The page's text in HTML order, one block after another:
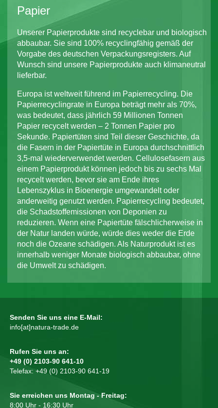
Papier
Unserer Papierprodukte sind recyclebar und biologisch
abbaubar. Sie sind 100% recyclingfähig gemäß der
Vorgabe des deutschen Verpackungsregisters. Auf
Wunsch sind unsere Papierprodukte auch klimaneutral
lieferbar.
Europa ist weltweit führend im Papierrecycling. Die
Papierrecyclingrate in Europa beträgt mehr als 70%,
was bedeutet, dass jährlich 59 Millionen Tonnen
Papier recycelt werden – 2 Tonnen Papier pro
Sekunde. Papiertüten sind Teil dieser Geschichte, da
die Fasern in der Papiertüte in Europa durchschnittlich
3,5-mal wiederverwendet werden. Cellulosefasern aus
einem Papierprodukt können jedoch bis zu sechs Mal
recycelt werden, bevor sie am Ende ihres
Lebenszyklus in Bioenergie umgewandelt oder
anderweitig genutzt werden. Papierrecycling bedeutet,
die Schadstoffemissionen von Deponien zu
reduzieren. Wenn eine Papiertüte fälschlicherweise in
der Natur landen würde, würde dies weder die Erde
noch die Ozeane schädigen. Als Naturprodukt ist es
innerhalb weniger Monate biologisch abbaubar, ohne
die Umwelt zu schädigen.
Senden Sie uns eine E-Mail:
info[at]natura-trade.de
Rufen Sie uns an:
+49 (0) 2103-90 641-10
Telefax: +49 (0) 2103-90 641-19
Sie erreichen uns Montag - Freitag:
8:00 Uhr - 16:30 Uhr